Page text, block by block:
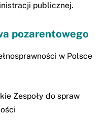
publicznej.
pozarentowego
w Polsce
Zespoły do spraw